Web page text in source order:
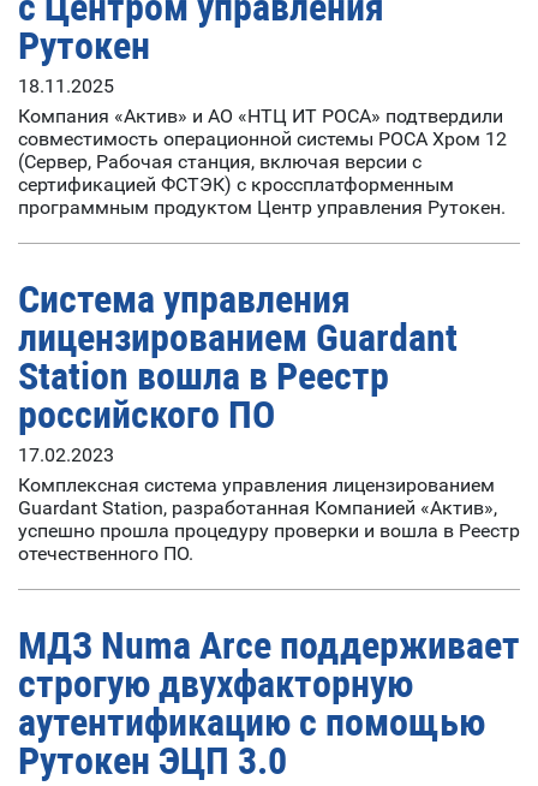
Рутокен
18.11.2025
Компания «Актив» и АО «НТЦ ИТ РОСА» подтвердили
совместимость операционной системы РОСА Хром 12
(Сервер, Рабочая станция, включая версии с
сертификацией ФСТЭК) с кроссплатформенным
программным продуктом Центр управления Рутокен.
Система управления
лицензированием Guardant
Station вошла в Реестр
российского ПО
17.02.2023
Комплексная система управления лицензированием
Guardant Station, разработанная Компанией «Актив»,
успешно прошла процедуру проверки и вошла в Реестр
отечественного ПО.
МДЗ Numa Arce поддерживает
строгую двухфакторную
аутентификацию с помощью
Рутокен ЭЦП 3.0